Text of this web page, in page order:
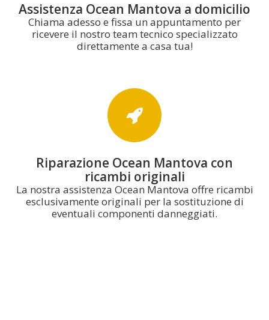
Assistenza Ocean Mantova a domicilio
Chiama adesso e fissa un appuntamento per
ricevere il nostro team tecnico specializzato
direttamente a casa tua!
Riparazione Ocean Mantova con
ricambi originali
La nostra assistenza Ocean Mantova offre ricambi
esclusivamente originali per la sostituzione di
eventuali componenti danneggiati.